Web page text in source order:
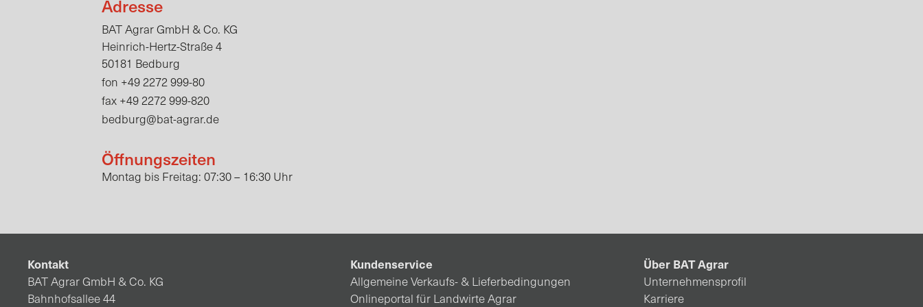
Adresse
BAT Agrar GmbH & Co. KG
Heinrich-Hertz-Straße 4
50181 Bedburg
fon +49 2272 999-80
fax +49 2272 999-820
bedburg@bat-agrar.de
Öffnungszeiten
Montag bis Freitag: 07:30 – 16:30 Uhr
Kontakt
BAT Agrar GmbH & Co. KG
Bahnhofsallee 44
Kundenservice
Allgemeine Verkaufs- & Lieferbedingungen
Onlineportal für Landwirte Agrar
Über BAT Agrar
Unternehmensprofil
Karriere